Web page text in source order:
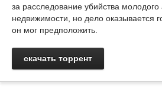
за расследование убийства молодого
недвижимости, но дело оказывается
он мог предположить.
скачать торрент